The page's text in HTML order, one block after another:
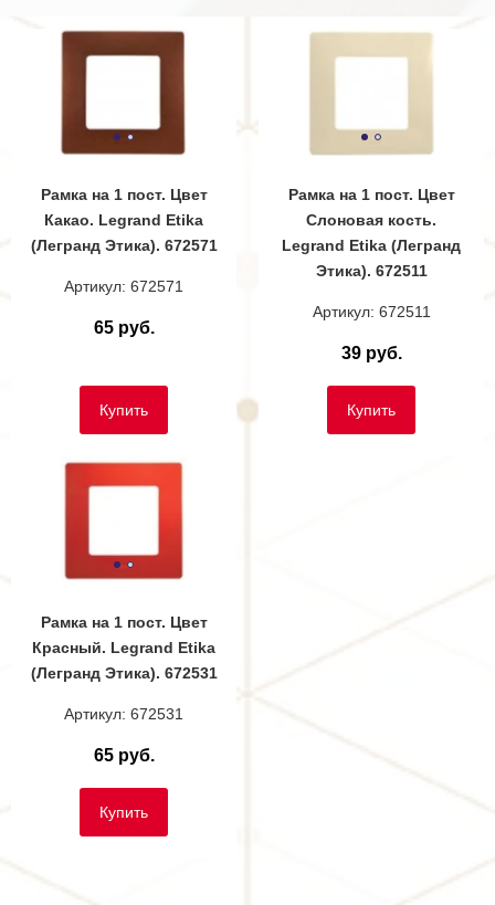
Рамка на 1 пост. Цвет
Какао. Legrand Etika
(Легранд Этика). 672571
Артикул: 672571
65 руб.
Купить
Рамка на 1 пост. Цвет
Слоновая кость.
Legrand Etika (Легранд
Этика). 672511
Артикул: 672511
39 руб.
Купить
Рамка на 1 пост. Цвет
Красный. Legrand Etika
(Легранд Этика). 672531
Артикул: 672531
65 руб.
Купить